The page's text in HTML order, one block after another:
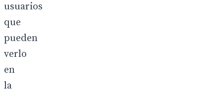
usuarios
que
pueden
verlo
en
la